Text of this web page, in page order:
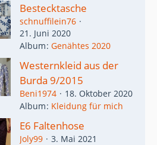
Bestecktasche
schnuffilein76
21. Juni 2020
Album Genähtes 2020
Westernkleid aus der
Burda 9/2015
Beni1974
18. Oktober 2020
Album Kleidung für mich
E6 Faltenhose
Joly99 3. Mai 2021